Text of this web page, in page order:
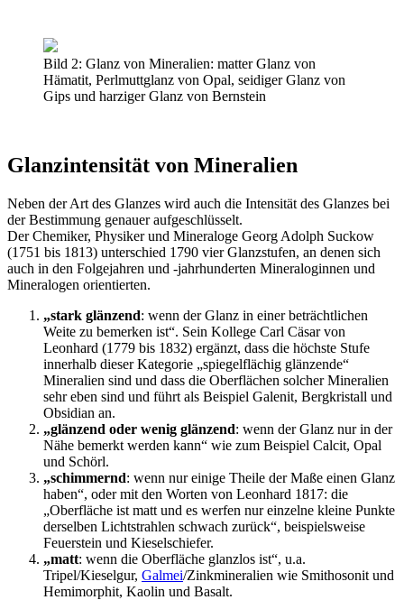
Bild 2: Glanz von Mineralien: matter Glanz von
Hämatit, Perlmuttglanz von Opal, seidiger Glanz von
Gips und harziger Glanz von Bernstein
Glanzintensität von Mineralien
Neben der Art des Glanzes wird auch die Intensität des Glanzes bei
der Bestimmung genauer aufgeschlüsselt.
Der Chemiker, Physiker und Mineraloge Georg Adolph Suckow
(1751 bis 1813) unterschied 1790 vier Glanzstufen, an denen sich
auch in den Folgejahren und -jahrhunderten Mineraloginnen und
Mineralogen orientierten.
„stark glänzend: wenn der Glanz in einer beträchtlichen
Weite zu bemerken ist“. Sein Kollege Carl Cäsar von
Leonhard (1779 bis 1832) ergänzt, dass die höchste Stufe
innerhalb dieser Kategorie „spiegelflächig glänzende“
Mineralien sind und dass die Oberflächen solcher Mineralien
sehr eben sind und führt als Beispiel Galenit, Bergkristall und
Obsidian an.
„glänzend oder wenig glänzend: wenn der Glanz nur in der
Nähe bemerkt werden kann“ wie zum Beispiel Calcit, Opal
und Schörl.
„schimmernd: wenn nur einige Theile der Maße einen Glanz
haben“, oder mit den Worten von Leonhard 1817: die
„Oberfläche ist matt und es werfen nur einzelne kleine Punkte
derselben Lichtstrahlen schwach zurück“, beispielsweise
Feuerstein und Kieselschiefer.
„matt: wenn die Oberfläche glanzlos ist“, u.a.
Tripel/Kieselgur, Galmei/Zinkmineralien wie Smithosonit und
Hemimorphit, Kaolin und Basalt.